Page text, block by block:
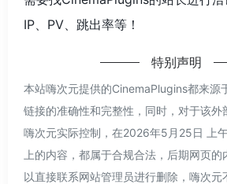
IP、PV、跳出率等！
特别声明
本站嗨次元提供的CinemaPlugins都来源
链接的准确性和完整性，同时，对于该外
嗨次元实际控制，在2026年5月25日 上
上的内容，都属于合规合法，后期网页
以直接联系网站管理员进行删除，嗨次元